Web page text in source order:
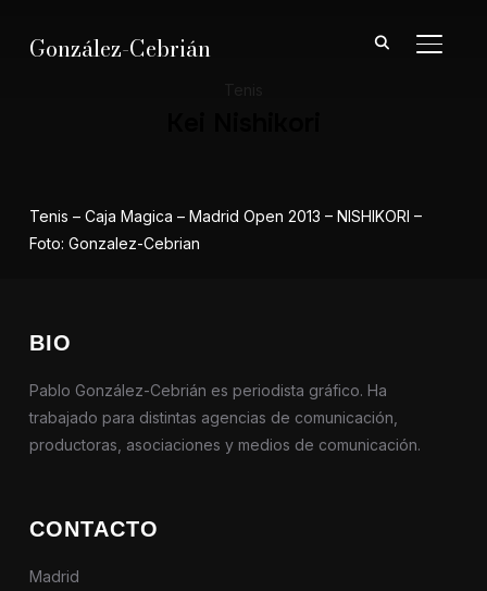
González-Cebrián
Tenis – Caja Magica – Madrid Open 2013 – NISHIKORI –
Foto: Gonzalez-Cebrian
BIO
Pablo González-Cebrián es periodista gráfico. Ha
trabajado para distintas agencias de comunicación,
productoras, asociaciones y medios de comunicación.
CONTACTO
Madrid